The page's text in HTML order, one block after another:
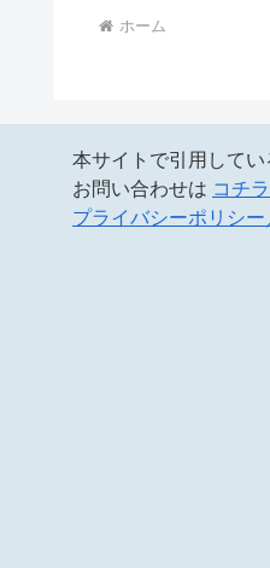
ホーム
本サイトで引用して
お問い合わせは コチラ
プライバシーポリシ